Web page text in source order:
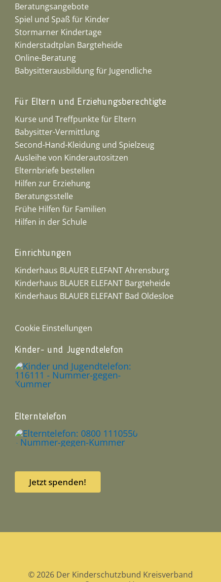
Beratungsangebote
Spiel und Spaß für Kinder
Stormarner Kindertage
Kinderstadtplan Bargteheide
Online-Beratung
Babysitterausbildung für Jugendliche
Für Eltern und Erziehungsberechtigte
Kurse und Treffpunkte für Eltern
Babysitter-Vermittlung
Second-Hand-Kleidung und Spielzeug
Ausleihe von Kinderautositzen
Elternbriefe bestellen
Hilfen zur Erziehung
Beratungsstelle
Frühe Hilfen für Familien
Hilfen in der Schule
Einrichtungen
Kinderhaus BLAUER ELEFANT Ahrensburg
Kinderhaus BLAUER ELEFANT Bargteheide
Kinderhaus BLAUER ELEFANT Bad Oldesloe
Cookie Einstellungen
Kinder- und Jugendtelefon
Elterntelefon
Jetzt spenden!
© 2026 Der Kinderschutzbund Kreisverband